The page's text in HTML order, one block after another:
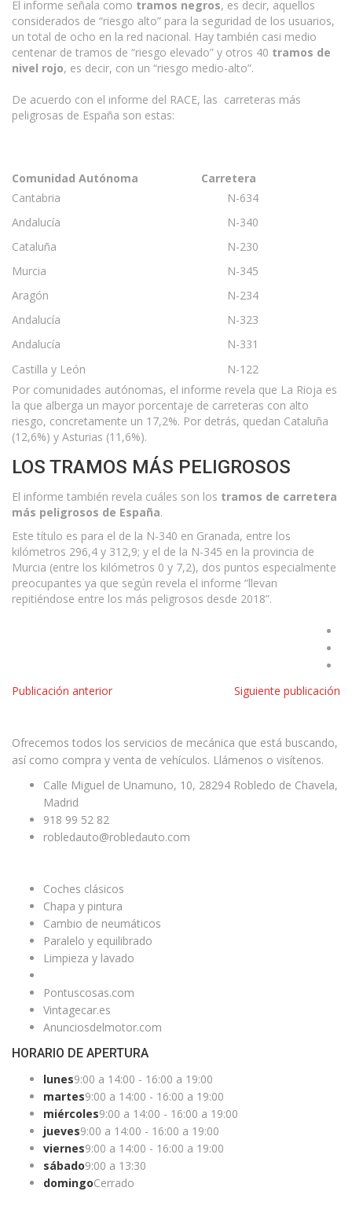
El informe señala como tramos negros, es decir, aquellos
considerados de “riesgo alto” para la seguridad de los usuarios,
un total de ocho en la red nacional. Hay también casi medio
centenar de tramos de “riesgo elevado” y otros 40 tramos de
nivel rojo, es decir, con un “riesgo medio-alto”.
De acuerdo con el informe del RACE, las carreteras más
peligrosas de España son estas:
Comunidad Autónoma
Carretera
Cantabria
N-634
Andalucía
N-340
Cataluña
N-230
Murcia
N-345
Aragón
N-234
Andalucía
N-323
Andalucía
N-331
Castilla y León
N-122
Por comunidades autónomas, el informe revela que La Rioja es
la que alberga un mayor porcentaje de carreteras con alto
riesgo, concretamente un 17,2%. Por detrás, quedan Cataluña
(12,6%) y Asturias (11,6%).
LOS TRAMOS MÁS PELIGROSOS
El informe también revela cuáles son los tramos de carretera
más peligrosos de España.
Este título es para el de la N-340 en Granada, entre los
kilómetros 296,4 y 312,9; y el de la N-345 en la provincia de
Murcia (entre los kilómetros 0 y 7,2), dos puntos especialmente
preocupantes ya que según revela el informe “llevan
repitiéndose entre los más peligrosos desde 2018”.
Publicación anterior
Siguiente publicación
Ofrecemos todos los servicios de mecánica que está buscando,
así como compra y venta de vehículos. Llámenos o visítenos.
Calle Miguel de Unamuno, 10, 28294 Robledo de Chavela,
Madrid
918 99 52 82
robledauto@robledauto.com
Coches clásicos
Chapa y pintura
Cambio de neumáticos
Paralelo y equilibrado
Limpieza y lavado
Pontuscosas.com
Vintagecar.es
Anunciosdelmotor.com
HORARIO DE APERTURA
lunes9:00 a 14:00 - 16:00 a 19:00
martes9:00 a 14:00 - 16:00 a 19:00
miércoles9:00 a 14:00 - 16:00 a 19:00
jueves9:00 a 14:00 - 16:00 a 19:00
viernes9:00 a 14:00 - 16:00 a 19:00
sábado9:00 a 13:30
domingoCerrado